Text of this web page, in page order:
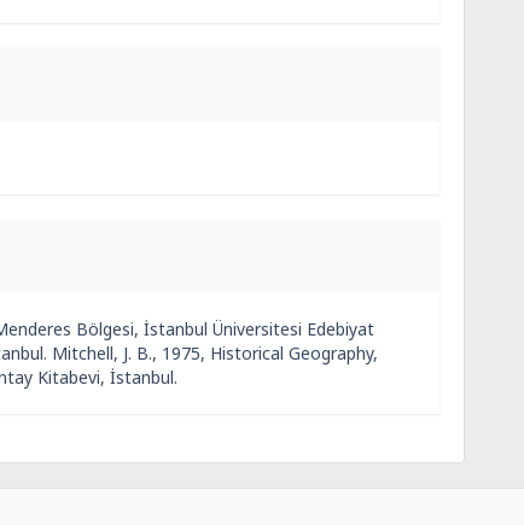
Bölgesi, İstanbul Üniversitesi Edebiyat
Mitchell, J. B., 1975, Historical Geography,
Kitabevi, İstanbul.